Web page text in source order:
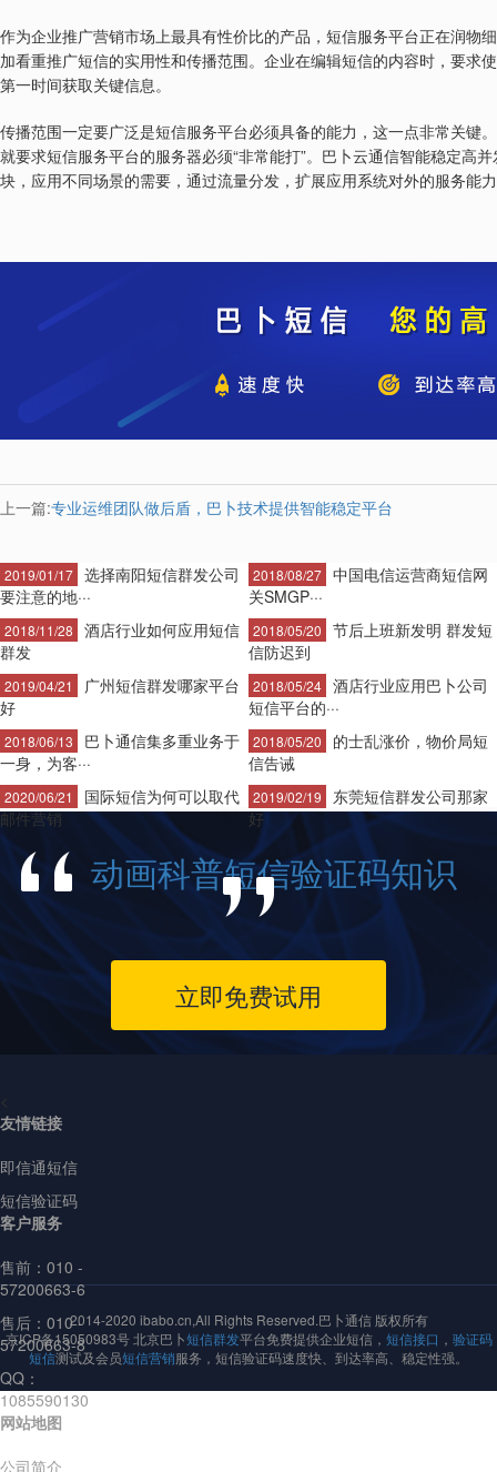
作为企业推广营销市场上最具有性价比的产品，短信服务平台正在润物
加看重推广短信的实用性和传播范围。企业在编辑短信的内容时，要求
第一时间获取关键信息。
传播范围一定要广泛是短信服务平台必须具备的能力，这一点非常关键
就要求短信服务平台的服务器必须“非常能打”。巴卜云通信智能稳定高
块，应用不同场景的需要，通过流量分发，扩展应用系统对外的服务能
上一篇:专业运维团队做后盾，巴卜技术提供智能稳定平台
2019/01/17 选择南阳短信群发公司
要注意的地···
2018/11/28
酒店行业如何应用短信
群发
2019/04/21
广州短信群发哪家平台
好
2018/06/13
巴卜通信集多重业务于
一身，为客···
2020/06/21
国际短信为何可以取代
邮件营销
2018/08/27 中国电信运营商短信网
关SMGP···
2018/05/20
节后上班新发明 群发短
信防迟到
2018/05/24 酒店行业应用巴卜公司
短信平台的···
2018/05/20
的士乱涨价，物价局短
信告诫
2019/02/19
东莞短信群发公司那家
好
动画科普短信验证码知识
立即免费试用
<
友情链接
即信通短信
短信验证码
客户服务
售前： 010 -
57200663-6
售后：010 -
57200663-8
QQ：
1085590130
网站地图
公司简介
2014-2020 ibabo.cn,All Rights Reserved.巴卜通信 版权所有
京ICP备15050983号 北京巴卜短信群发平台免费提供企业短信， 短信接口 ， 验证码
短信测试及会员短信营销服务，短信验证码速度快、到达率高、稳定性强。